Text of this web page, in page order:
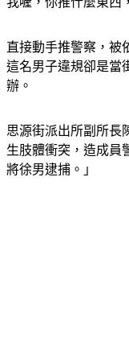
直接動手推警察，被
這名男子違規卻是當
辦。
思源街派出所副所長
生肢體衝突，造成員
將徐男逮捕。」